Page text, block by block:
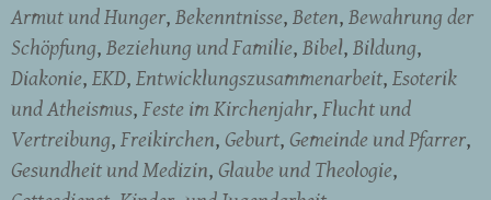
Armut und Hunger Bekenntnisse Beten Bewahrung der
Schöpfung Beziehung und Familie Bibel Bildung
Diakonie EKD Entwicklungszusammenarbeit Esoterik
und Atheismus Feste im Kirchenjahr Flucht und
Vertreibung Freikirchen Geburt Gemeinde und Pfarrer
Gesundheit und Medizin Glaube und Theologie